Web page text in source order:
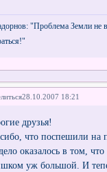
"Проблема Земли не
28.10.2007 18:21
друзья!
что поспешили на
оказалось в том,
уж большой. И